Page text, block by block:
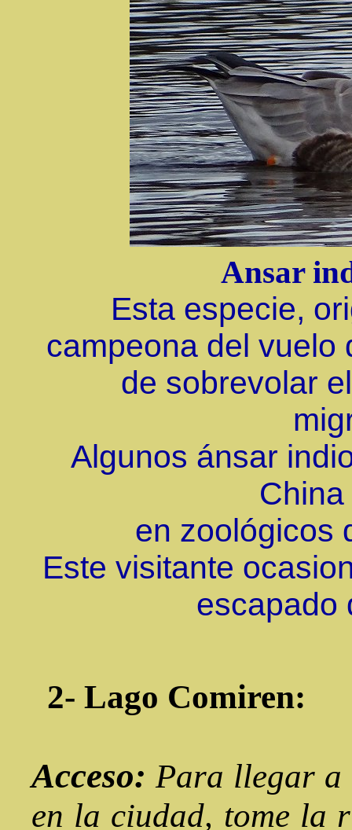
Ansar
Esta especie,
campeona del vuelo
de sobrevolar
Algunos ánsar
en zoológicos
Este visitante
escapado
2- Lago Comiren:
Acceso: Para llegar a
en la ciudad, tome la